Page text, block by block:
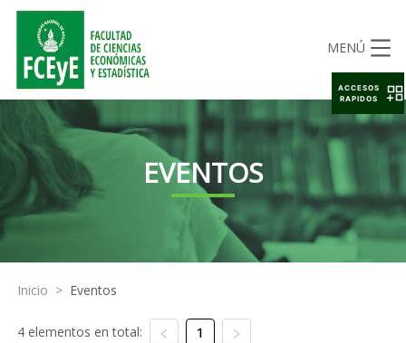
MENÚ
EVENTOS
Inicio > Eventos
4 elementos en total: 1
ACCESOS
RAPIDOS